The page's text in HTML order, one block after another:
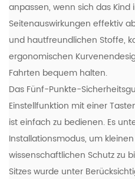
anpassen, wenn sich das
Seitenauswirkungen effektiv
und hautfreundlichen Stoffe,
ergonomischen
Fahrten bequem halten.
Das Fünf-Punkte-
Einstellfunktion mit einer
ist einfach zu bedienen. Es
Installationsmodus, um
wissenschaftlichen Schutz zu
Sitzes wurde unter